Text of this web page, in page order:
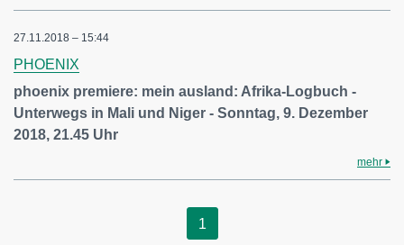
27.11.2018 – 15:44
PHOENIX
phoenix premiere: mein ausland: Afrika-Logbuch -
Unterwegs in Mali und Niger - Sonntag, 9. Dezember
2018, 21.45 Uhr
mehr
1